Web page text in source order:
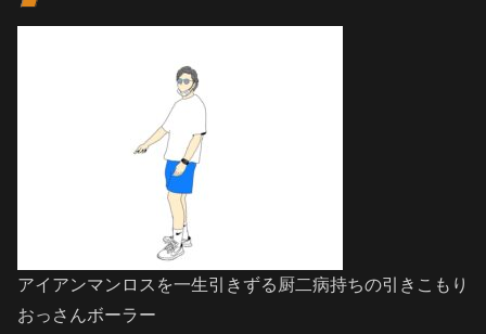
アイアンマンロスを一生引きずる厨二病持ちの引きこもり
おっさんボーラー